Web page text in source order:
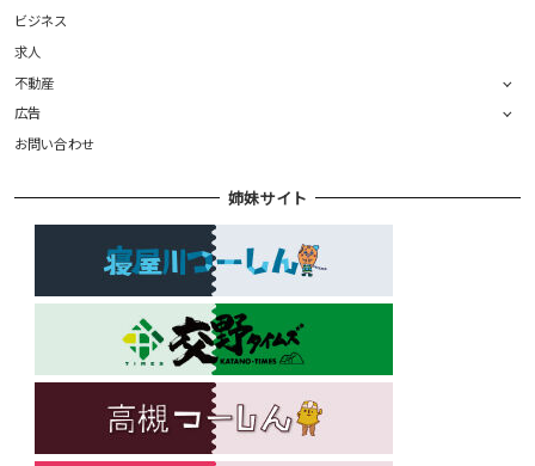
ビジネス
求人
不動産
広告
お問い合わせ
姉妹サイト